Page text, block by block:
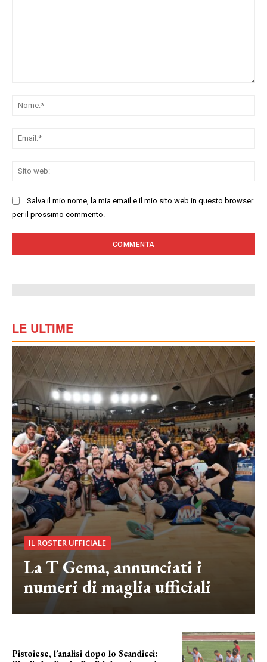
Salva il mio nome, la mia email e il mio sito web in questo browser
per il prossimo commento.
LE ULTIME
IL ROSTER UFFICIALE
La T Gema, annunciati i
numeri di maglia ufficiali
Pistoiese, l’analisi dopo lo Scandicci: